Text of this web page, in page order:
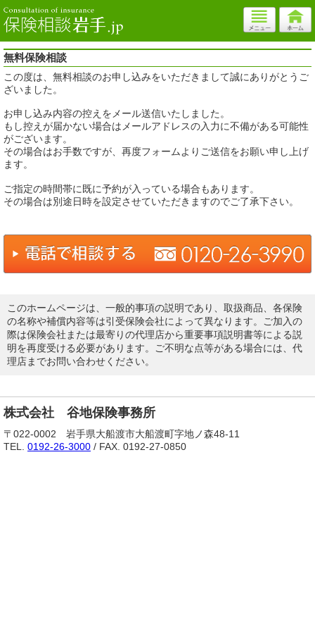
無料保険相談
この度は、無料相談のお申し込みをいただきまして誠にありがとうご
ざいました。
お申し込み内容の控えをメール送信いたしました。
もし控えが届かない場合はメールアドレスの入力に不備がある可能性
がございます。
その場合はお手数ですが、再度フォームよりご送信をお願い申し上げ
ます。
ご指定の時間帯に既に予約が入っている場合もあります。
その場合は別途日時を設定させていただきますのでご了承下さい。
このホームページは、一般的事項の説明であり、取扱商品、各保険
の名称や補償内容等は引受保険会社によって異なります。ご加入の
際は保険会社または最寄りの代理店から重要事項説明書等による説
明を再度受ける必要があります。ご不明な点等がある場合には、代
理店までお問い合わせください。
株式会社 谷地保険事務所
〒022-0002 岩手県大船渡市大船渡町字地ノ森48-11
TEL. 0192-26-3000 / FAX. 0192-27-0850